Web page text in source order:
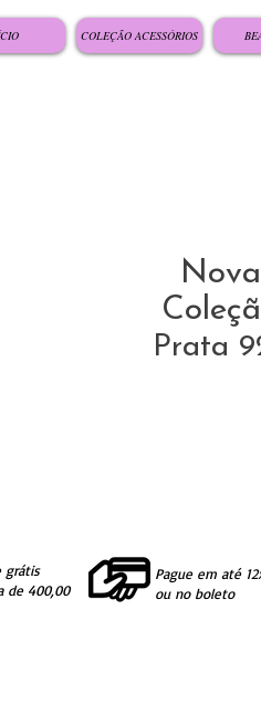
COLEÇÃO ACESSÓRIOS
Nova
Prata
grátis
de 400,00
Pague em até
ou no boleto